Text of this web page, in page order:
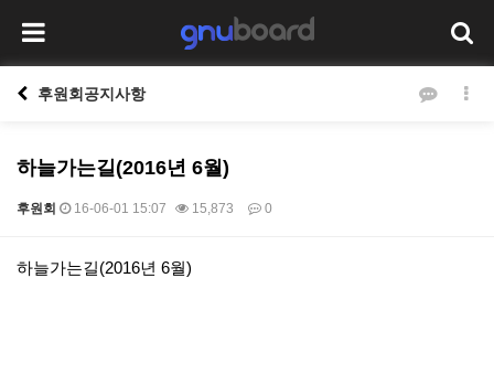
후원회공지사항
하늘가는길(2016년 6월)
후원회 16-06-01 15:07 15,873 0
본문
하늘가는길(2016년 6월)